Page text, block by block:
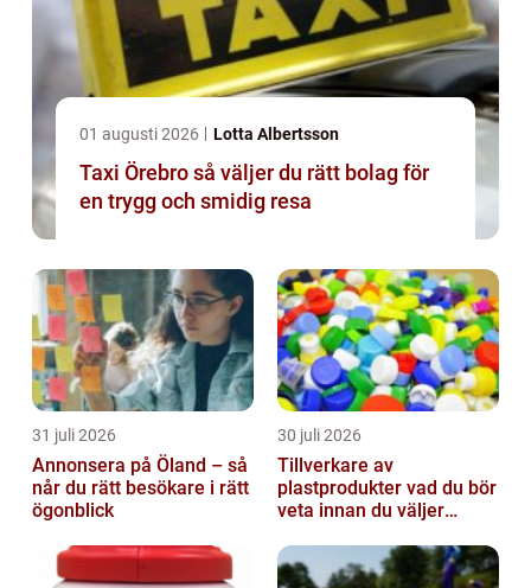
01 augusti 2026 Lotta Albertsson
Taxi Örebro så väljer du rätt bolag för
en trygg och smidig resa
31 juli 2026
Annonsera på Öland – så
når du rätt besökare i rätt
ögonblick
30 juli 2026
Tillverkare av
plastprodukter vad du bör
veta innan du väljer